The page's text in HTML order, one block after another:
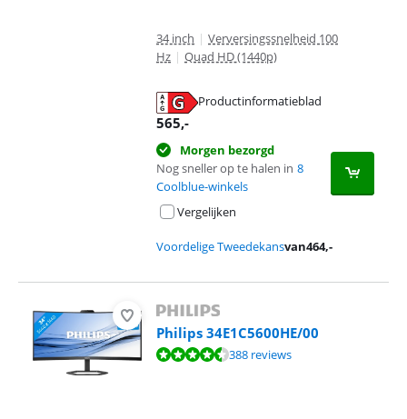
34 inch | Verversingssnelheid 100
Hz | Quad HD (1440p)
Productinformatieblad
565,-
Morgen bezorgd
Nog sneller op te halen in 8
Coolblue-winkels
Vergelijken
Voordelige Tweedekansvan464,-
Philips 34E1C5600HE/00
Beoordeling is 8,9 van de 10, gebaseerd op 388 reviews.
388 reviews